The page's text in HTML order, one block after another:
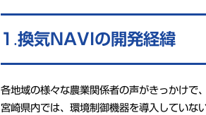
換気NAVIの開発経緯
各地域の様々な農業関係者の声がきっかけで
宮崎県内では、環境制御機器を導入してい